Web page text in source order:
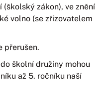
zákon), ve znění
volno (se zřizovatelem
přerušen.
školní družiny mohou
až 5. ročníku naší